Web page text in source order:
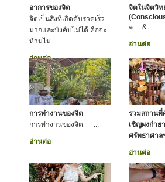
อาการของจิต
จิตเป็นสิ่งที่เกิดดับรวดเร็ว
มากและบังคับไม่ได้ คือจะ
ห้ามไม่ ...
อ่านต่อ
จิตในจิตวิท
๑ & ...
อ่านต่อ
การทำงานของจิต
การทำงานของจิต ...
อ่านต่อ
รวมสถาน
เชิญผงกำย
ศรัทธาศาล
อ่านต่อ